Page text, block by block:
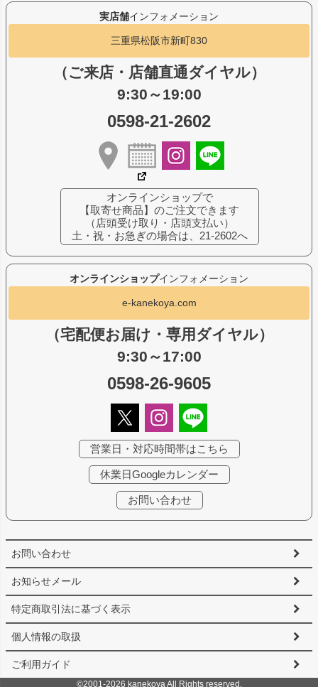
お問い合わせ
お知らせメール
特定商取引法に基づく表示
個人情報の取扱
ご利用ガイド
オンラインショップインフォメーション
e-kanekoya.com
（宅配便お届け・専用ダイヤル）
9:30～17:00
0598-26-9605
営業日・対応時間帯はこちら
休業日Googleカレンダー
お問い合わせ
実店舗インフォメーション
三重県松阪市新町830
（ご来店・店舗直通ダイヤル）
9:30～19:00
0598-21-2602
オンラインショップで
【取寄せ商品】のご注文できます
（店頭受け取り・店頭支払い）
土・祝・お急ぎの場合は、21-2602へ
©2001-2026 kanekoya All Rights reserved.